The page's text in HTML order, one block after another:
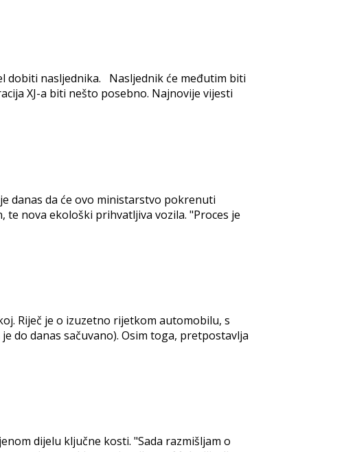
dobiti nasljednika. Nasljednik će međutim biti
XJ-a biti nešto posebno. Najnovije vijesti
danas da će ovo ministarstvo pokrenuti
nova ekološki prihvatljiva vozila. "Proces je
Riječ je o izuzetno rijetkom automobilu, s
do danas sačuvano). Osim toga, pretpostavlja
dijelu ključne kosti. "Sada razmišljam o